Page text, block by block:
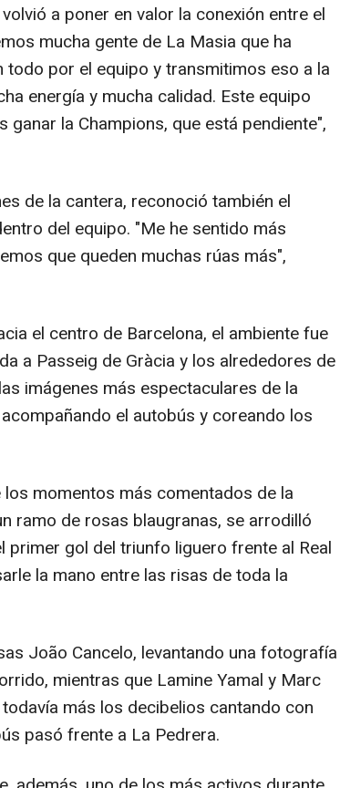
a poner en valor la conexión entre el
mucha gente de La Masia que ha
por el equipo y transmitimos eso a la
energía y mucha calidad. Este equipo
la Champions, que está pendiente",
de la cantera, reconoció también el
del equipo. "Me he sentido más
que queden muchas rúas más",
el centro de Barcelona, el ambiente fue
a Passeig de Gràcia y los alrededores de
imágenes más espectaculares de la
el autobús y coreando los
momentos más comentados de la
ramo de rosas blaugranas, se arrodilló
gol del triunfo liguero frente al Real
la mano entre las risas de toda la
João Cancelo, levantando una fotografía
mientras que Lamine Yamal y Marc
más los decibelios cantando con
pasó frente a La Pedrera.